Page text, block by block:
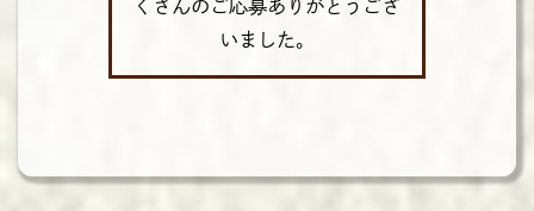
くさんのご応募ありがとうござ
いました。